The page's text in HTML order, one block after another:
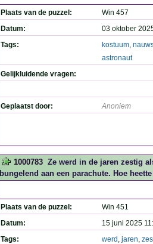
Plaats van de puzzel:
Win 457
Datum:
03 oktober
Tags:
kostuum,
astronaut
Gelijkluidende vragen:
Geplaatst door: Anoniem
1000783 Ze werd in de jaren zestig
bungelend aan een parachute. Hoe
Plaats van de puzzel:
Win 451
Datum:
15 juni 2025
Tags:
werd , jaren,